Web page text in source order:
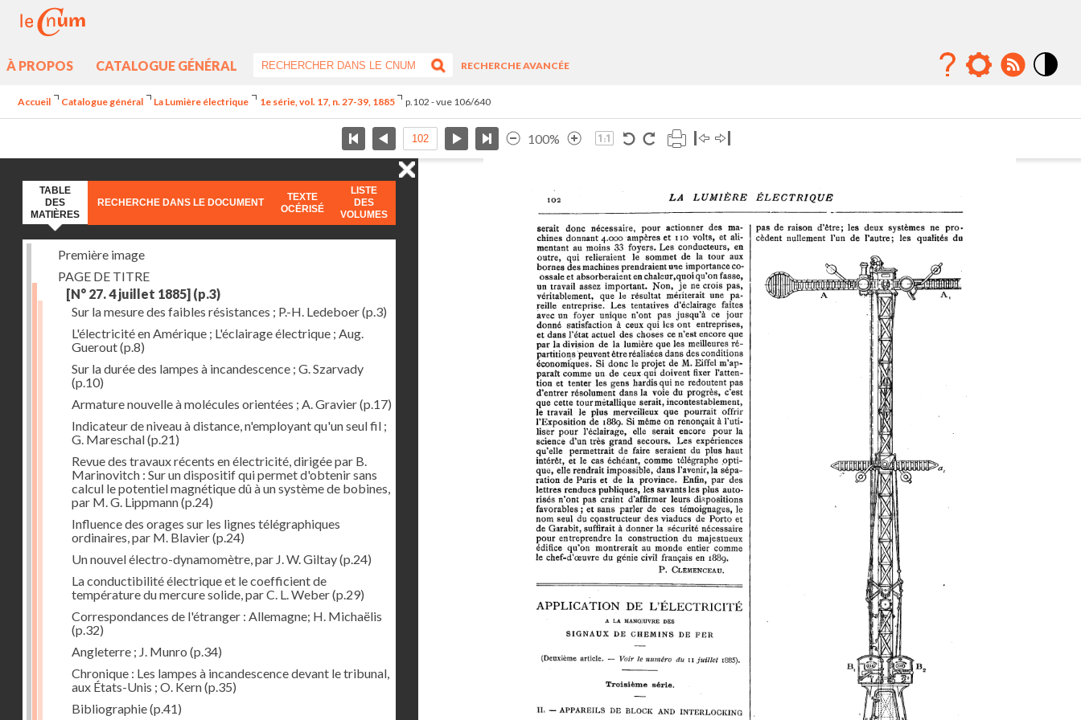
À PROPOS CATALOGUE GÉNÉRAL
RECHERCHE AVANCÉE
Accueil Catalogue général La Lumière électrique 1e série, vol. 17, n. 27-39, 1885 p.102 - vue 106/640
100%
TABLE
DES
MATIÈRES
RECHERCHE DANS LE DOCUMENT
TEXTE
OCÉRISÉ
LISTE
DES
VOLUMES
Première image
PAGE DE TITRE
[N° 27. 4 juillet 1885] (p.3)
Sur la mesure des faibles résistances ; P.-H. Ledeboer(p.3)
L'électricité en Amérique ; L'éclairage électrique ; Aug.
Guerout(p.8)
Sur la durée des lampes à incandescence ; G. Szarvady
(p.10)
Armature nouvelle à molécules orientées ; A. Gravier(p.17)
Indicateur de niveau à distance, n'employant qu'un seul fil ;
G. Mareschal(p.21)
Revue des travaux récents en électricité, dirigée par B.
Marinovitch : Sur un dispositif qui permet d'obtenir sans
calcul le potentiel magnétique dû à un système de bobines,
par M. G. Lippmann(p.24)
Influence des orages sur les lignes télégraphiques
ordinaires, par M. Blavier(p.24)
Un nouvel électro-dynamomètre, par J. W. Giltay(p.24)
La conductibilité électrique et le coefficient de
température du mercure solide, par C. L. Weber(p.29)
Correspondances de l'étranger : Allemagne; H. Michaëlis
(p.32)
Angleterre ; J. Munro (p.34)
Chronique : Les lampes à incandescence devant le tribunal,
aux États-Unis ; O. Kern(p.35)
Bibliographie(p.41)